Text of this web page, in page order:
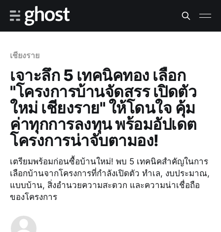
เชียงราย
เจาะลึก 5 เทคนิคทอง เลือก
"โครงการบ้านจัดสรร เปิดตัว
ใหม่ เชียงราย" ให้โดนใจ คุ้ม
ค่าทุกการลงทุน พร้อมอัปเดต
โครงการน่าจับตามอง!
เตรียมพร้อมก่อนซื้อบ้านใหม่! พบ 5 เทคนิคสำคัญในการ
เลือกบ้านจากโครงการที่กำลังเปิดตัว ทำเล, งบประมาณ,
แบบบ้าน, สิ่งอำนวยความสะดวก และความน่าเชื่อถือ
ของโครงการ